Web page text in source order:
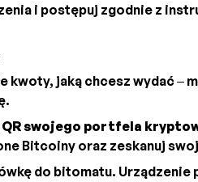
i postępuj zgodnie z
jaką chcesz wydać –
QR swojego portfela
Bitcoiny oraz zeskanuj
do bitomatu. Urządzenie